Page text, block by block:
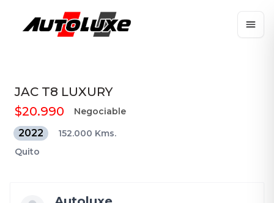
JAC T8 LUXURY
$20.990
Negociable
2022
152.000 Kms.
Quito